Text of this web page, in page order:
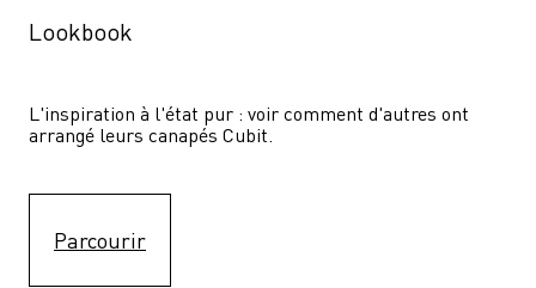
Lookbook
L'inspiration à l'état pur : voir comment d'autres ont
arrangé leurs canapés Cubit.
Parcourir